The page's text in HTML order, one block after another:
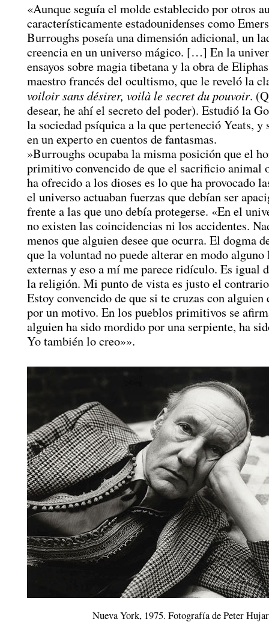
«Aunque seguía el molde establecido por otros
característicamente estadounidenses como
Burroughs poseía una dimensión adicional, un
creencia en un universo mágico. […] En la
ensayos sobre magia tibetana y la obra de
maestro francés del ocultismo, que le reveló la
voiloir sans désirer, voilà le secret du pouvoir.
desear, he ahí el secreto del poder). Estudió la
la sociedad psíquica a la que perteneció Yeats,
en un experto en cuentos de fantasmas.
»Burroughs ocupaba la misma posición que el
primitivo convencido de que el sacrificio animal
ha ofrecido a los dioses es lo que ha provocado
el universo actuaban fuerzas que debían ser
frente a las que uno debía protegerse. «En el
no existen las coincidencias ni los accidentes.
menos que alguien desee que ocurra. El dogma
que la voluntad no puede alterar en modo alguno
externas y eso a mí me parece ridículo. Es igual
la religión. Mi punto de vista es justo el
Estoy convencido de que si te cruzas con alguien
por un motivo. En los pueblos primitivos se
alguien ha sido mordido por una serpiente, ha
Yo también lo creo»».
Nueva York, 1975. Fotografía de Peter